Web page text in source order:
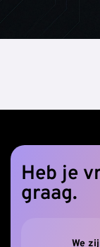
Heb je
graag.
We